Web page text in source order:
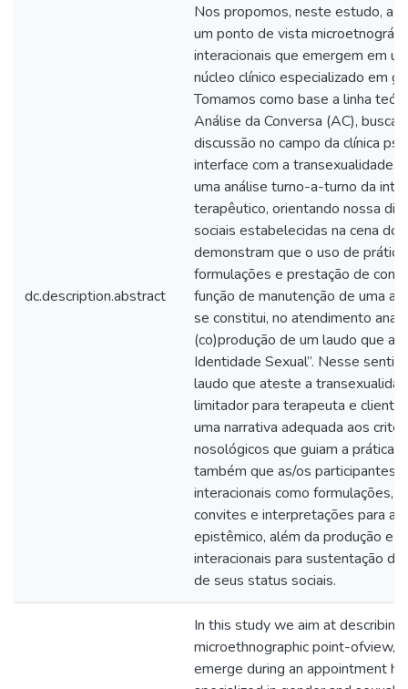
dc.description.abstract
Nos propomos, neste estudo, a
um ponto de vista
interacionais que emergem em
núcleo clínico especializado em
Tomamos como base a linha
Análise da Conversa (AC),
discussão no campo da clínica
interface com a transexualidade.
uma análise turno-a-turno da
terapêutico, orientando nossa
sociais estabelecidas na cena do
demonstram que o uso de
formulações e prestação de
função de manutenção de uma
se constitui, no atendimento
(co)produção de um laudo que
Identidade Sexual”. Nesse
laudo que ateste a
limitador para terapeuta e
uma narrativa adequada aos
nosológicos que guiam a prática
também que as/os participantes
interacionais como formulações,
convites e interpretações para a
epistêmico, além da produção e
interacionais para sustentação
de seus status sociais.
In this study we aim at describing
microethnographic point-ofview,
emerge during an appointment